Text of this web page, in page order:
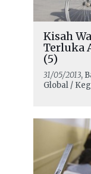
Kisah
Terluka
(5)
31/05/2013,
Global /